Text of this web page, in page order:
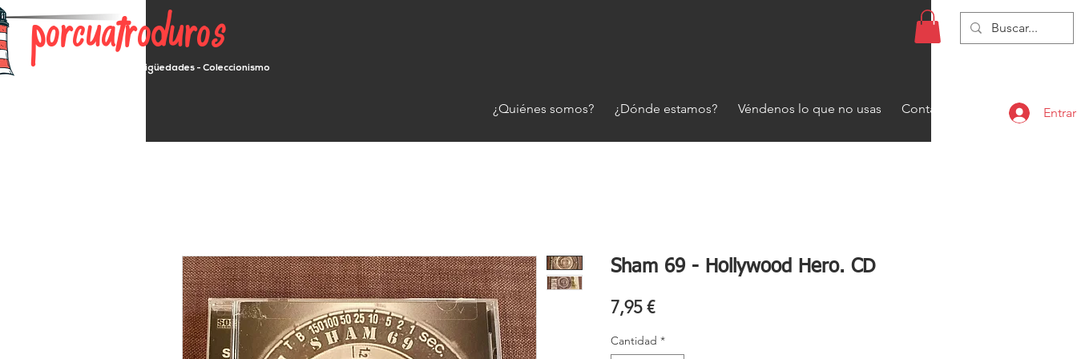
porcuatroduros
Segunda mano - Antigüedades - Coleccionismo
¿Quiénes somos? ¿Dónde estamos? Véndenos lo que no usas Contacto Entrar
Sham 69 - Hollywood Hero. CD
7,95 €Precio
Cantidad *